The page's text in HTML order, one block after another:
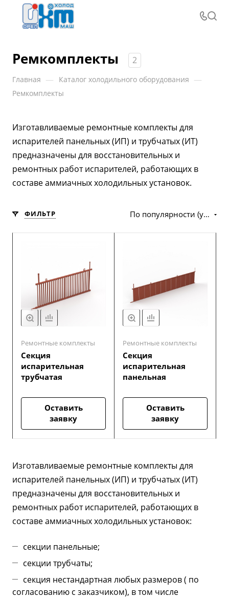
Ремкомплекты 2
Главная — Каталог холодильного оборудования —
Ремкомплекты
Изготавливаемые ремонтные комплекты для
испарителей панельных (ИП) и трубчатых (ИТ)
предназначены для восстановительных и
ремонтных работ испарителей, работающих в
составе аммиачных холодильных установок.
ФИЛЬТР По популярности (убывание)
Ремонтные комплекты
Секция
испарительная
трубчатая
Оставить
заявку
Ремонтные комплекты
Секция
испарительная
панельная
Оставить
заявку
Изготавливаемые ремонтные комплекты для
испарителей панельных (ИП) и трубчатых (ИТ)
предназначены для восстановительных и
ремонтных работ испарителей, работающих в
составе аммиачных холодильных установок:
секции панельные;
секции трубчаты;
секция нестандартная любых размеров ( по
согласованию с заказчиком), в том числе